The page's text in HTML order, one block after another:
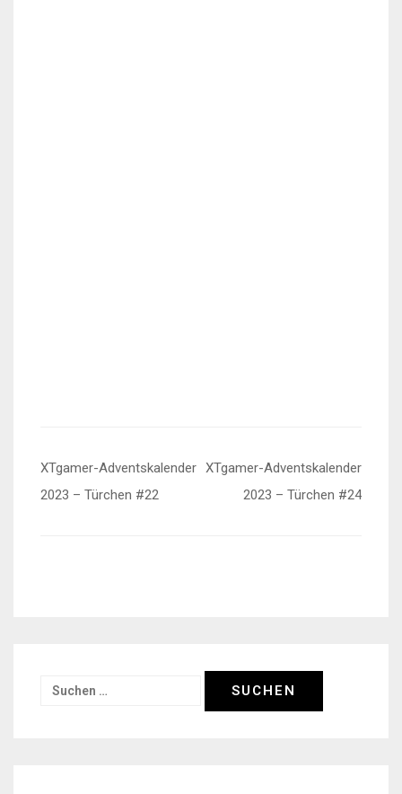
Beitragsnavigation
XTgamer-Adventskalender
2023 – Türchen #22
XTgamer-Adventskalender
2023 – Türchen #24
Suchen